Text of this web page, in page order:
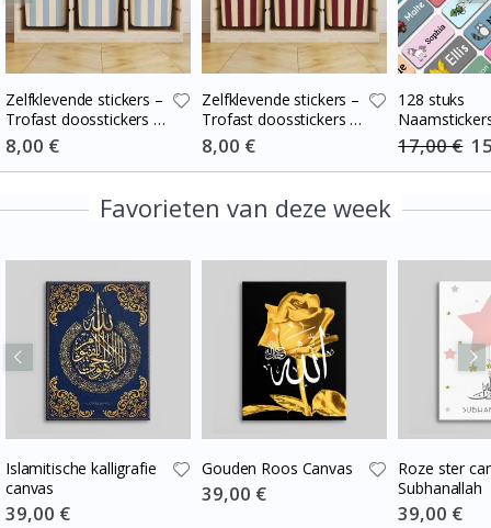
Zelfklevende stickers –
Trofast doosstickers /
Kies maat / Stripes
blue-cream
Special
Price
8,00 €
Zelfklevende stickers –
Trofast doosstickers /
Kies maat / Stripes
burgundy – cream
Special
Price
8,00 €
128 stuks
17,00 €
Favorieten van deze week
Islamitische kalligrafie
canvas
Special
Price
39,00 €
Gouden Roos Canvas
Special
Price
39,00 €
Roze ster
Subhanallah
Special
Price
39,00 €